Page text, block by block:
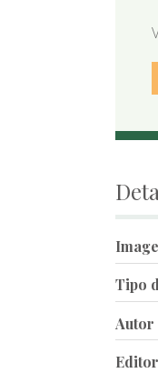
Tipo
Autor